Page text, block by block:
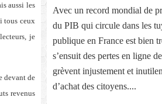
aussi les
tous ceux
je
devant de
revenus
Avec un record mondial de
du PIB qui circule dans les
publique en France est bien
s’ensuit des pertes en ligne
grèvent injustement et
d’achat des citoyens....